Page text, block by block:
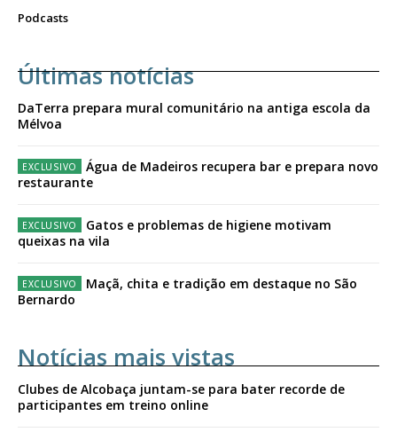
Podcasts
Últimas notícias
DaTerra prepara mural comunitário na antiga escola da
Mélvoa
Água de Madeiros recupera bar e prepara novo
restaurante
Gatos e problemas de higiene motivam
queixas na vila
Maçã, chita e tradição em destaque no São
Bernardo
Notícias mais vistas
Clubes de Alcobaça juntam-se para bater recorde de
participantes em treino online